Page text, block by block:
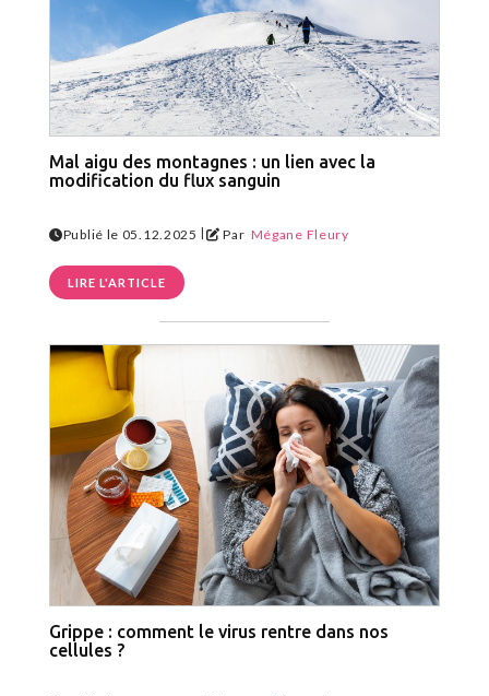
Mal aigu des montagnes : un lien avec la
modification du flux sanguin
Publié le 05.12.2025 | Par Mégane Fleury
LIRE L'ARTICLE
Grippe : comment le virus rentre dans nos
cellules ?